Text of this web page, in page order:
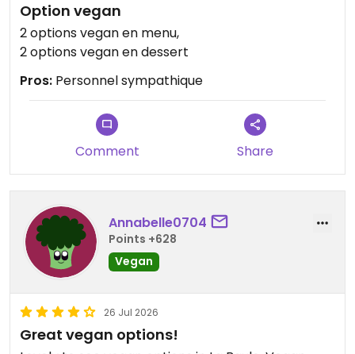
Option vegan
2 options vegan en menu,
2 options vegan en dessert
Pros: Personnel sympathique
Comment Share
Annabelle0704
Points +628
Vegan
26 Jul 2026
Great vegan options!